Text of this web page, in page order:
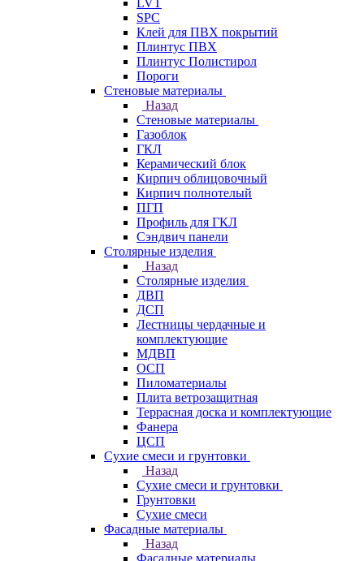
LVT
SPC
Клей для ПВХ покрытий
Плинтус ПВХ
Плинтус Полистирол
Пороги
Стеновые материалы
Назад
Стеновые материалы
Газоблок
ГКЛ
Керамический блок
Кирпич облицовочный
Кирпич полнотелый
ПГП
Профиль для ГКЛ
Сэндвич панели
Столярные изделия
Назад
Столярные изделия
ДВП
ДСП
Лестницы чердачные и
комплектующие
МДВП
ОСП
Пиломатериалы
Плита ветрозащитная
Террасная доска и комплектующие
Фанера
ЦСП
Сухие смеси и грунтовки
Назад
Сухие смеси и грунтовки
Грунтовки
Сухие смеси
Фасадные материалы
Назад
Фасадные материалы